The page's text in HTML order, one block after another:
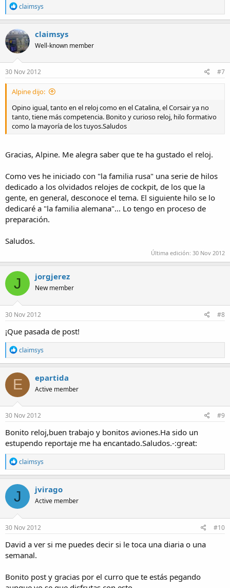
R
e
a
c
t
i
o
n
s
claimsys
claimsys
Well-known member
30 Nov 2012 #7
Alpine dijo:
Opino igual, tanto en el reloj como en el Catalina, el Corsair ya no
tanto, tiene más competencia. Bonito y curioso reloj, hilo formativo
como la mayoría de los tuyos.Saludos
Gracias, Alpine. Me alegra saber que te ha gustado el reloj.
Como ves he iniciado con "la familia rusa" una serie de hilos
dedicado a los olvidados relojes de cockpit, de los que la
gente, en general, desconoce el tema. El siguiente hilo se lo
dedicaré a "la familia alemana"... Lo tengo en proceso de
preparación.
Saludos.
Última edición: 30 Nov 2012
J jorgjerez
New member
30 Nov 2012 #8
¡Que pasada de post!
R
e
a
c
t
i
o
n
s
claimsys
E epartida
Active member
30 Nov 2012 #9
Bonito reloj,buen trabajo y bonitos aviones.Ha sido un
estupendo reportaje me ha encantado.Saludos.-:great:
R
e
a
c
t
i
o
n
s
claimsys
J jvirago
Active member
30 Nov 2012 #10
David a ver si me puedes decir si le toca una diaria o una
semanal.
Bonito post y gracias por el curro que te estás pegando